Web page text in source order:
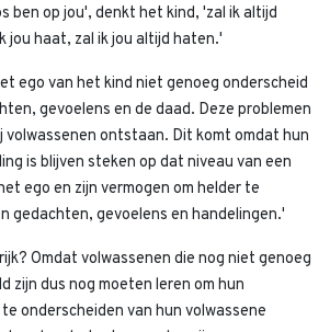
ben op jou', denkt het kind, 'zal ik altijd
jou haat, zal ik jou altijd haten.'
ego van het kind niet genoeg onderscheid
gevoelens en de daad. Deze problemen
volwassenen ontstaan. Dit komt omdat hun
is blijven steken op dat niveau van een
ego en zijn vermogen om helder te
gedachten, gevoelens en handelingen.'
Omdat volwassenen die nog niet genoeg
zijn dus nog moeten leren om hun
onderscheiden van hun volwassene